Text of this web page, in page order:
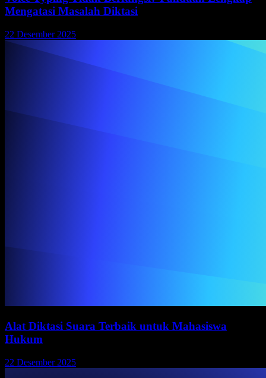
Mengatasi Masalah Diktasi
22 Desember 2025
Alat Diktasi Suara Terbaik untuk Mahasiswa
Hukum
22 Desember 2025